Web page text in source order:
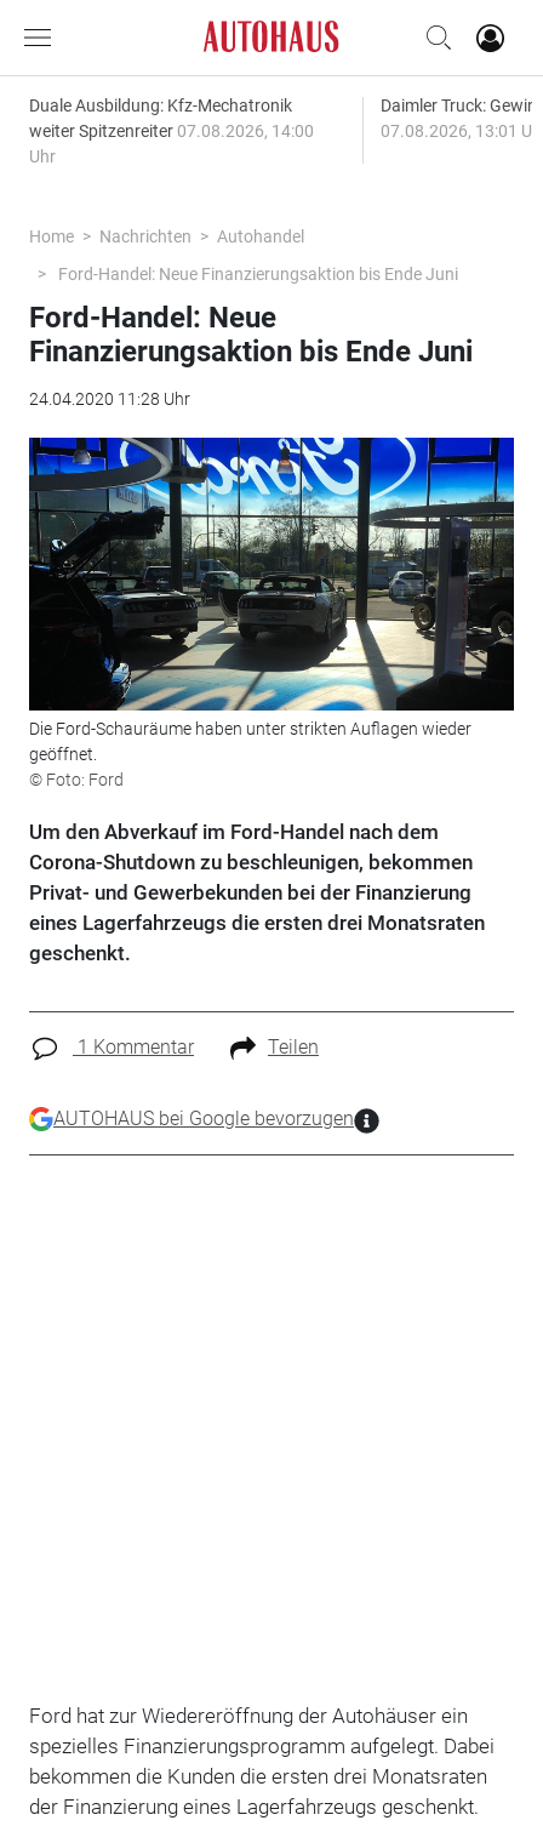
Duale Ausbildung: Kfz-Mechatronik
weiter Spitzenreiter 07.08.2026, 14:00
Uhr
Daimler Truck:
07.08.2026, 13:01
Home Nachrichten
Autohandel
Ford-Handel: Neue Finanzierungsaktion bis Ende Juni
Ford-Handel: Neue
Finanzierungsaktion bis Ende Juni
24.04.2020 11:28 Uhr
Die Ford-Schauräume haben unter strikten Auflagen wieder
geöffnet.
© Foto: Ford
Um den Abverkauf im Ford-Handel nach dem
Corona-Shutdown zu beschleunigen, bekommen
Privat- und Gewerbekunden bei der Finanzierung
eines Lagerfahrzeugs die ersten drei Monatsraten
geschenkt.
1 Kommentar Teilen
AUTOHAUS bei Google bevorzugen
Ford hat zur Wiedereröffnung der Autohäuser ein
spezielles Finanzierungsprogramm aufgelegt. Dabei
bekommen die Kunden die ersten drei Monatsraten
der Finanzierung eines Lagerfahrzeugs geschenkt.